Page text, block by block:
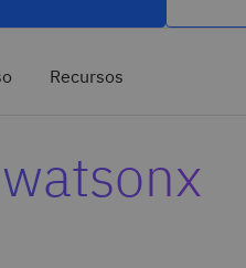
Recursos